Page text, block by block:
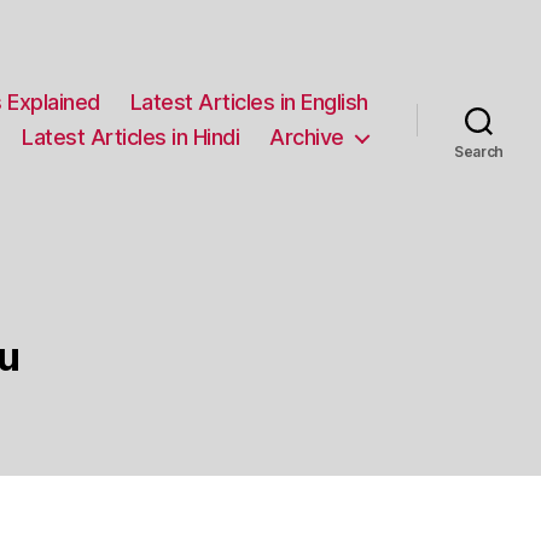
Latest Articles in English
Latest Articles in Hindi Archive
Search